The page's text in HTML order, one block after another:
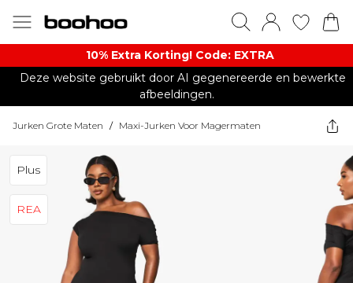
10% Extra Korting! Code: EXTRA​
Deze website gebruikt door AI gegenereerde en bewerkte
afbeeldingen.
Jurken Grote Maten / Maxi-Jurken Voor Magermaten
Plus
REA